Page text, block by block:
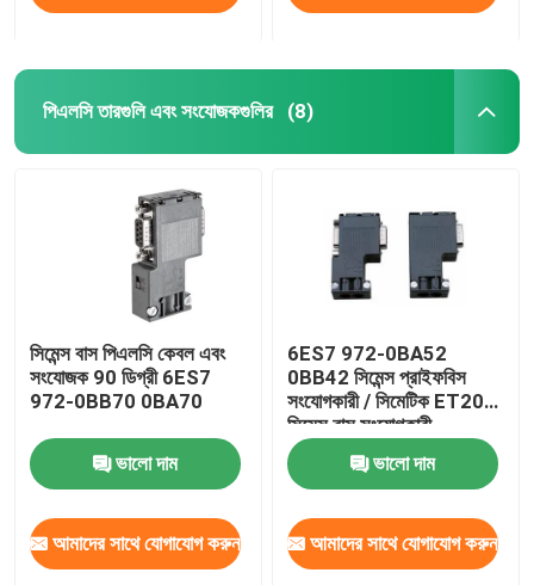
পিএলসি তারগুলি এবং সংযোজকগুলির (8)
সিমেন্স বাস পিএলসি কেবল এবং
সংযোজক 90 ডিগ্রী 6ES7
972-0BB70 0BA70
ভালো দাম
আমাদের সাথে যোগাযোগ করুন
6ES7 972-0BA52
0BB42 সিমেন্স প্রাইফবিস
সংযোগকারী / সিমেটিক ET200
সিমেন্স বাস সংযোগকারী
ভালো দাম
আমাদের সাথে যোগাযোগ করুন